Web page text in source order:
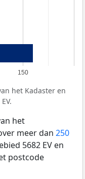
150
het Kadaster en
het
meer dan 250
5682 EV en
postcode